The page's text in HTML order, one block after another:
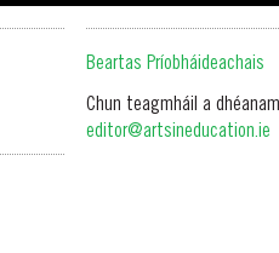
Beartas Príobháideachais
Chun teagmháil a
editor@artsineducation.ie